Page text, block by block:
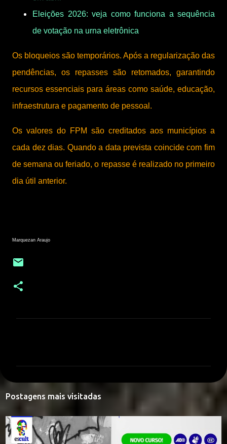
Eleições 2026: veja como funciona a sequência
de votação na urna eletrônica
Os bloqueios são temporários. Após a regularização das
pendências, os repasses são retomados, garantindo
recursos essenciais para áreas como saúde, educação,
infraestrutura e pagamento de pessoal.
Os valores do FPM são creditados aos municípios a
cada dez dias. Quando a data prevista coincide com fim
de semana ou feriado, o repasse é realizado no primeiro
dia útil anterior.
Marquezan Araujo
n
á
r
Postagens mais visitadas